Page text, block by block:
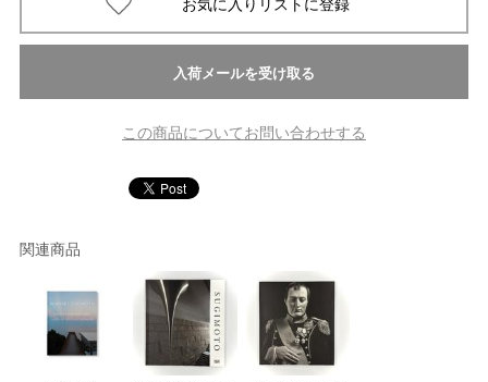
この商品についてお問い合わせする
関連商品